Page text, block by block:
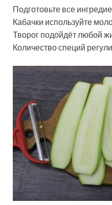
Подготовьте все
Кабачки используйте
Творог подойдёт любой
Количество специй